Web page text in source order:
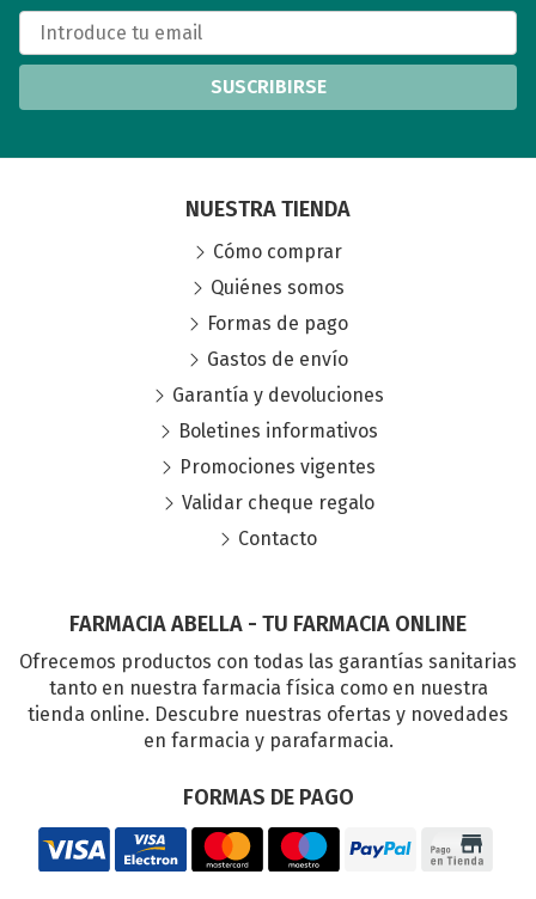
SUSCRIBIRSE
FARMACIA ABELLA - TU FARMACIA ONLINE
Ofrecemos productos con todas las garantías sanitarias
tanto en nuestra farmacia física como en nuestra
tienda online. Descubre nuestras ofertas y novedades
en farmacia y parafarmacia.
FORMAS DE PAGO
NUESTRA TIENDA
Cómo comprar
Quiénes somos
Formas de pago
Gastos de envío
Garantía y devoluciones
Boletines informativos
Promociones vigentes
Validar cheque regalo
Contacto